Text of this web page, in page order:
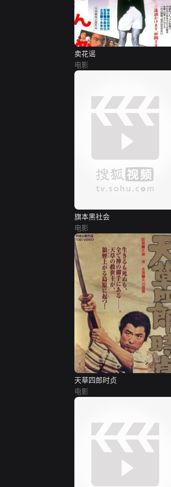
卖花谣
电影
旗本黑社会
电影
天草四郎时贞
电影